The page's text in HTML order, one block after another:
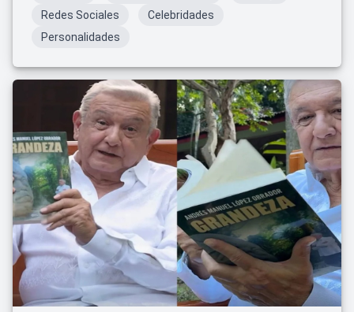
Redes Sociales
Celebridades
Personalidades